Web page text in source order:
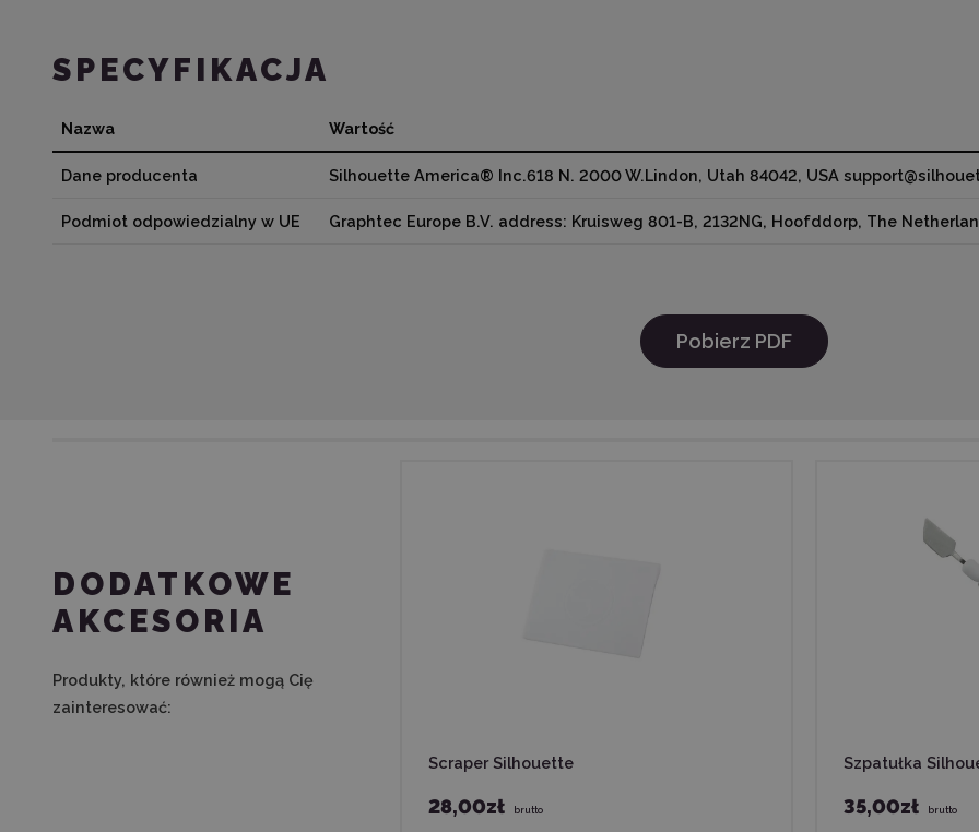
SPECYFIKACJA
Nazwa Wartość
Dane producenta Silhouette America® Inc.618 N. 2000 W.Lindon, Utah 84042, USA
Podmiot odpowiedzialny w UE Graphtec Europe B.V. address: Kruisweg 801-B, 2132NG, Hoofddorp, The
Pobierz PDF
DODATKOWE
AKCESORIA
Produkty, które również mogą Cię
zainteresować:
Scraper Silhouette
28,00zł brutto
Szpatułka
35,00zł brutto